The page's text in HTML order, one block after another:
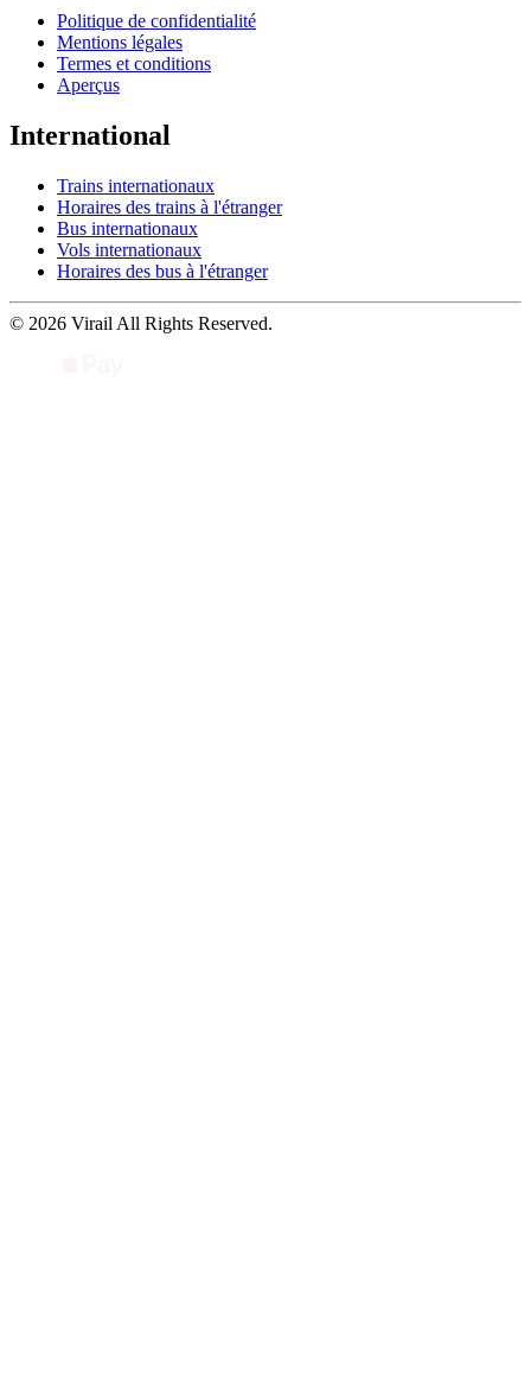
Politique de confidentialité
Mentions légales
Termes et conditions
Aperçus
International
Trains internationaux
Horaires des trains à l'étranger
Bus internationaux
Vols internationaux
Horaires des bus à l'étranger
© 2026 Virail All Rights Reserved.